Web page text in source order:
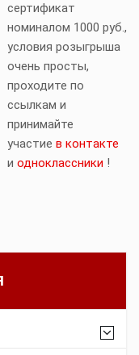
сертификат
номиналом 1000 руб.,
условия розыгрыша
очень просты,
проходите по
ссылкам и
принимайте
участие в контакте
и одноклассники !